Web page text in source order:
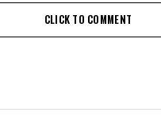
CLICK TO COMMENT